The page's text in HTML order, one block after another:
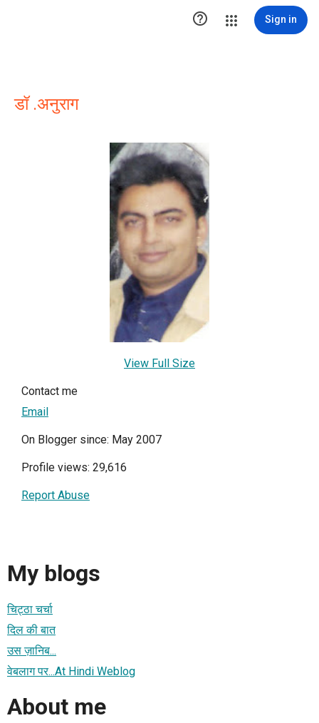
 Sign in
डॉ .अनुराग
View Full Size
Contact me
Email
On Blogger since: May 2007
Profile views: 29,616
Report Abuse
My blogs
चिट्ठा चर्चा
दिल की बात
उस ज़ानिब...
वेबलाग पर...At Hindi Weblog
About me